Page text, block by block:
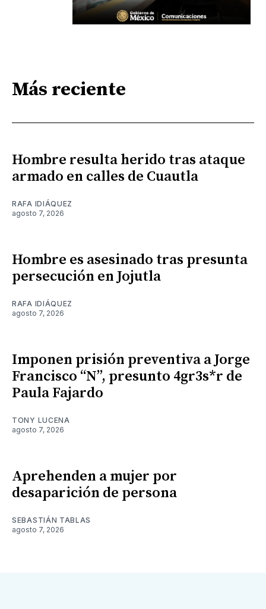
Más reciente
Hombre resulta herido tras ataque
armado en calles de Cuautla
RAFA IDIÁQUEZ
agosto 7, 2026
Hombre es asesinado tras presunta
persecución en Jojutla
RAFA IDIÁQUEZ
agosto 7, 2026
Imponen prisión preventiva a Jorge
Francisco “N”, presunto 4gr3s*r de
Paula Fajardo
TONY LUCENA
agosto 7, 2026
Aprehenden a mujer por
desaparición de persona
SEBASTIÁN TABLAS
agosto 7, 2026